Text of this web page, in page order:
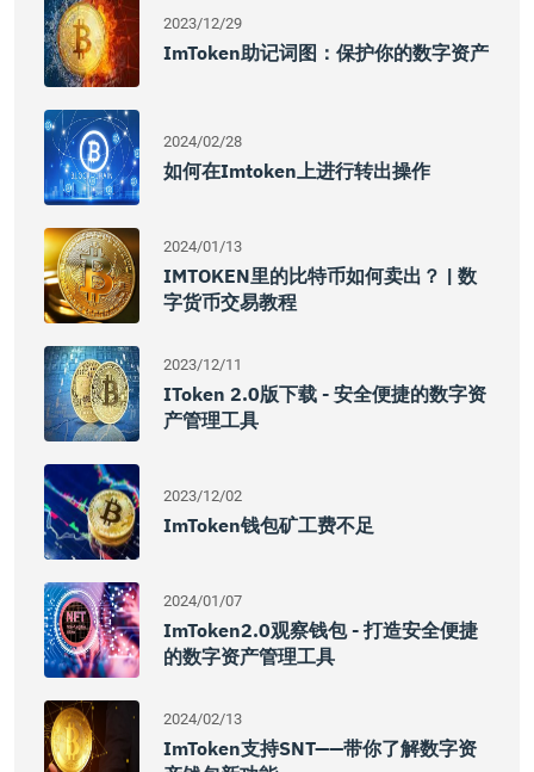
2023/12/29
ImToken助记词图：保护你的数字资产
2024/02/28
如何在imtoken上进行转出操作
2024/01/13
IMTOKEN里的比特币如何卖出？ | 数
字货币交易教程
2023/12/11
IToken 2.0版下载 - 安全便捷的数字资
产管理工具
2023/12/02
ImToken钱包矿工费不足
2024/01/07
ImToken2.0观察钱包 - 打造安全便捷
的数字资产管理工具
2024/02/13
ImToken支持SNT——带你了解数字资